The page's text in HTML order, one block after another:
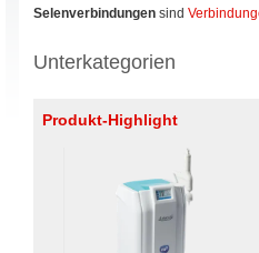
Selenverbindungen sind
Unterkategorien
Produkt-Highlight